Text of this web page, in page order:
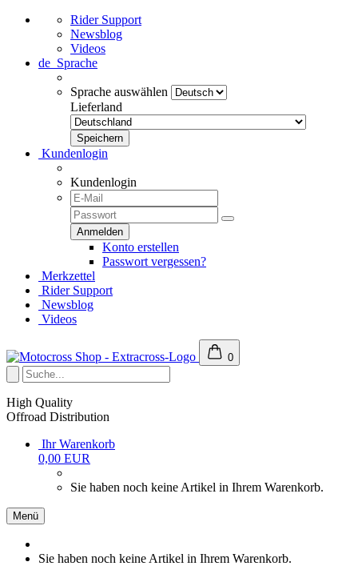
Rider Support
Newsblog
Videos
de Sprache
Sprache auswählen
Lieferland
Kundenlogin
Kundenlogin
Konto erstellen
Passwort vergessen?
Merkzettel
Rider Support
Newsblog
Videos
0
High Quality
Offroad Distribution
Ihr Warenkorb
0,00 EUR
Sie haben noch keine Artikel in Ihrem Warenkorb.
Menü
Sie haben noch keine Artikel in Ihrem Warenkorb.